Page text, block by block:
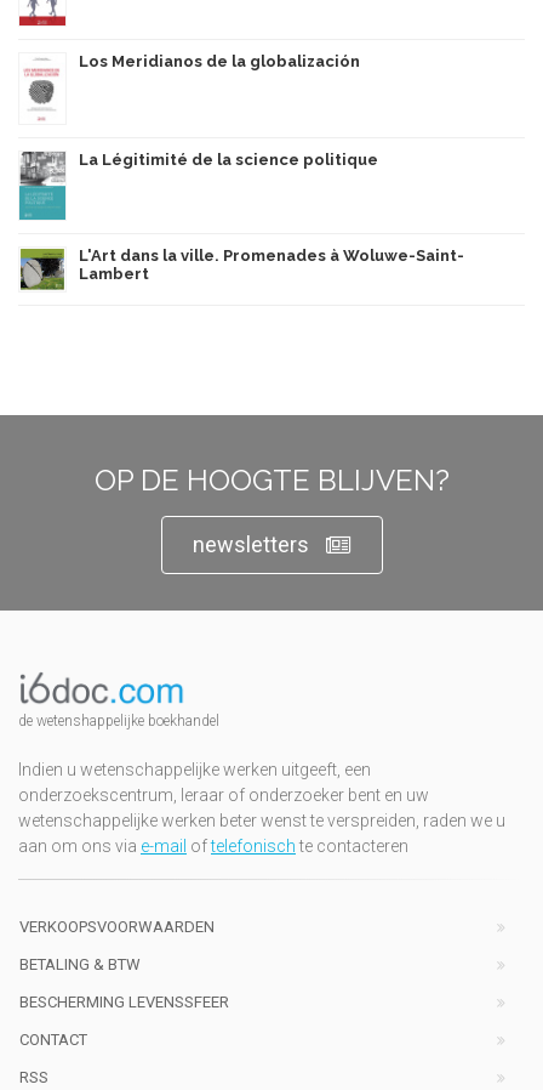
Los Meridianos de la globalización
La Légitimité de la science politique
L'Art dans la ville. Promenades à Woluwe-Saint-
Lambert
OP DE HOOGTE BLIJVEN?
newsletters
de wetenshappelijke boekhandel
Indien u wetenschappelijke werken uitgeeft, een
onderzoekscentrum, leraar of onderzoeker bent en uw
wetenschappelijke werken beter wenst te verspreiden, raden we u
aan om ons via e-mail oftelefonischte contacteren
VERKOOPSVOORWAARDEN
BETALING & BTW
BESCHERMING LEVENSSFEER
CONTACT
RSS